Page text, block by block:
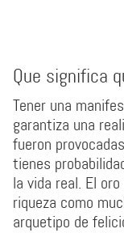
Que significa
Tener una
garantiza una
fueron
tienes
la vida real. El
riqueza como
arquetipo de